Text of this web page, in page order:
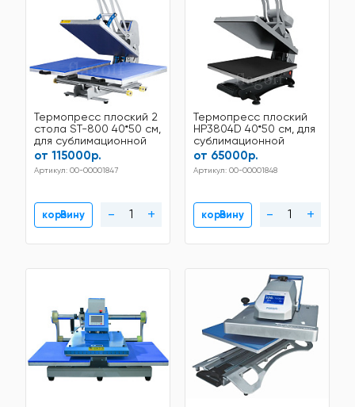
Термопресс плоский 2
стола ST-800 40*50 см,
для сублимационной
печати
от 115000р.
Артикул: 00-00001847
В корзину - +
Термопресс плоский
НР3804D 40*50 см, для
сублимационной
печати
от 65000р.
Артикул: 00-00001848
В корзину - +